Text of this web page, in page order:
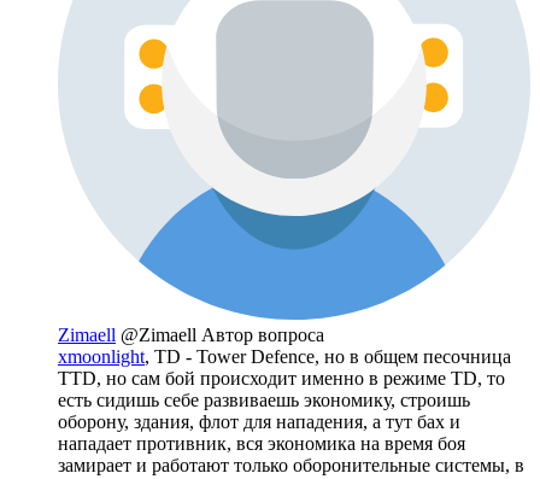
Zimaell @Zimaell Автор вопроса
xmoonlight, TD - Tower Defence, но в общем песочница
TTD, но сам бой происходит именно в режиме TD, то
есть сидишь себе развиваешь экономику, строишь
оборону, здания, флот для нападения, а тут бах и
нападает противник, вся экономика на время боя
замирает и работают только оборонительные системы, в